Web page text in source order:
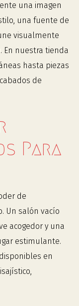
una imagen
una fuente de
visualmente
En nuestra tienda
hasta piezas
de
Para
de
Un salón vacío
acogedor y una
estimulante.
en